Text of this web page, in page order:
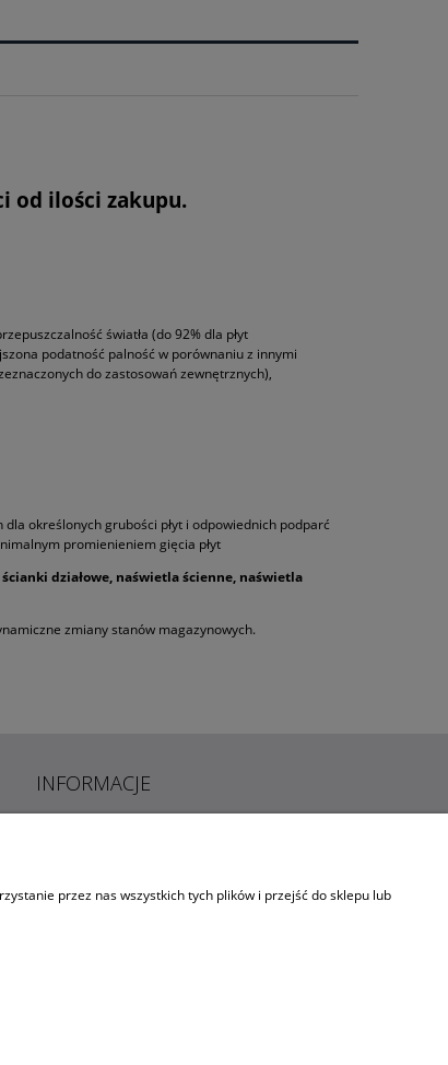
od ilości zakupu.
światła (do 92% dla płyt
podatność palność w porównaniu z innymi
do zastosowań zewnętrznych),
określonych grubości płyt i odpowiednich podparć
promienieniem gięcia płyt
działowe, naświetla ścienne, naświetla
zmiany stanów magazynowych.
INFORMACJE
BLOGprzez nas wszystkich tych plików i przejść do sklepu lub